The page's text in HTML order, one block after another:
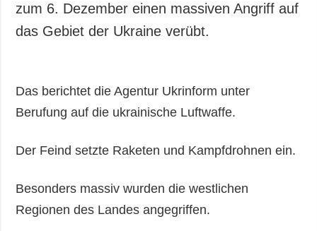
zum 6. Dezember einen massiven Angriff auf
das Gebiet der Ukraine verübt.
Das berichtet die Agentur Ukrinform unter
Berufung auf die ukrainische Luftwaffe.
Der Feind setzte Raketen und Kampfdrohnen ein.
Besonders massiv wurden die westlichen
Regionen des Landes angegriffen.